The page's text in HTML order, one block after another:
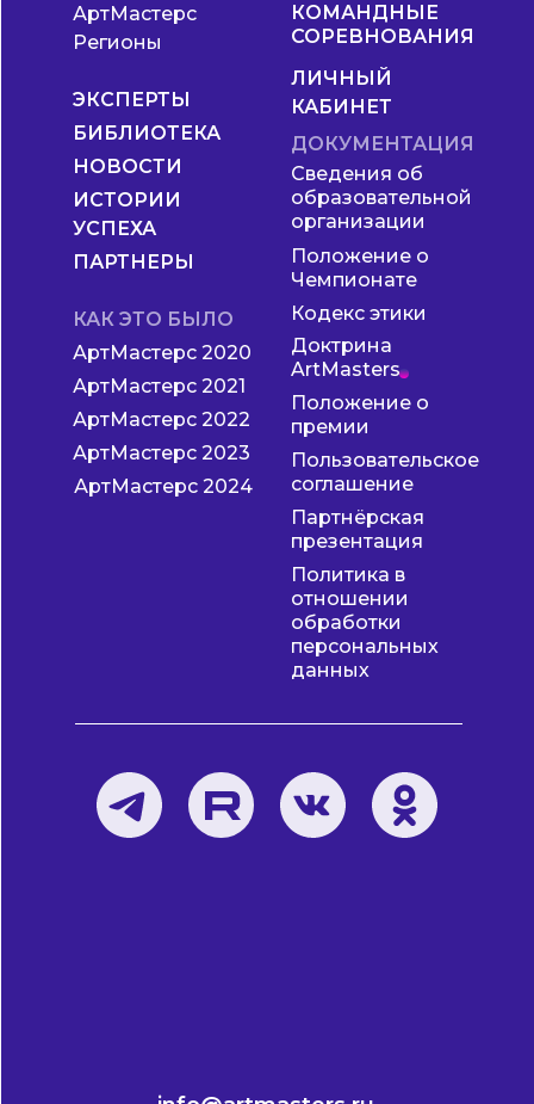
КОМАНДНЫЕ
СОРЕВНОВАНИЯ
ЭКСПЕРТЫ
БИБЛИОТЕКА
НОВОСТИ
ИСТОРИИ
УСПЕХА
ПАРТНЕРЫ
ЛИЧНЫЙ
КАБИНЕТ
АртМастерс
Регионы
КАК ЭТО БЫЛО
АртМастерс 2020
АртМастерс 2021
АртМастерс 2022
АртМастерс 2023
АртМастерс 2024
ДОКУМЕНТАЦИЯ
Сведения об
образовательной
организации
Положение о
Чемпионате
Кодекс этики
Доктрина
ArtMasters
Положение о
премии
Пользовательское
соглашение
Партнёрская
презентация
Политика в
отношении
обработки
персональных
данных